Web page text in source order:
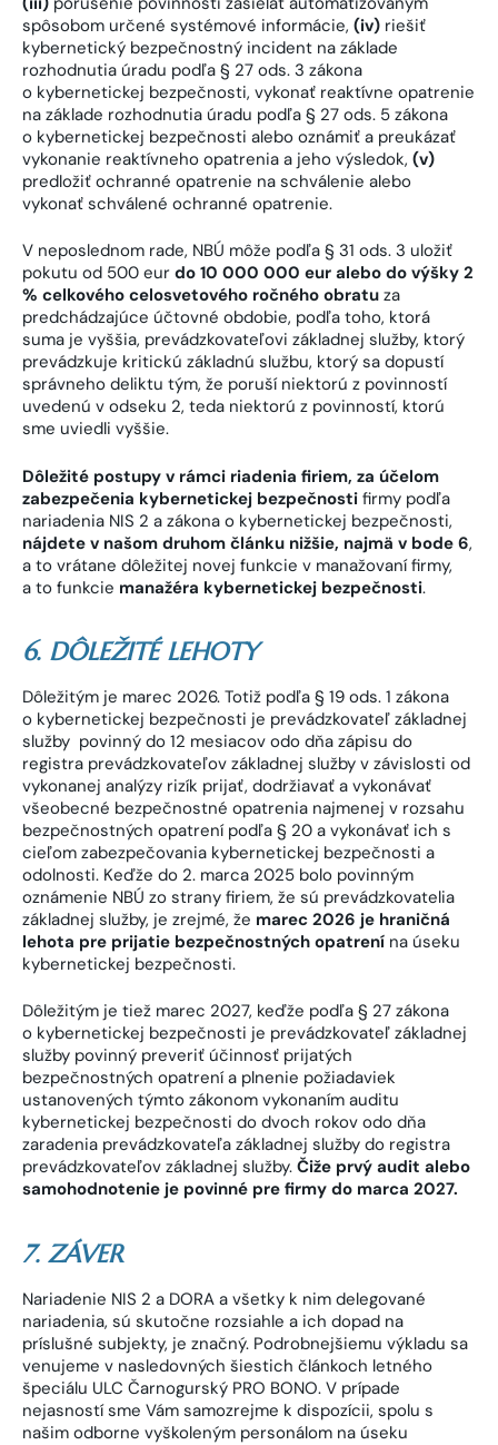
spôsobom určené systémové informácie, (iv) riešiť
kybernetický bezpečnostný incident na základe
rozhodnutia úradu podľa § 27 ods. 3 zákona
o kybernetickej bezpečnosti, vykonať reaktívne opatrenie
na základe rozhodnutia úradu podľa § 27 ods. 5 zákona
o kybernetickej bezpečnosti alebo oznámiť a preukázať
vykonanie reaktívneho opatrenia a jeho výsledok, (v)
predložiť ochranné opatrenie na schválenie alebo
vykonať schválené ochranné opatrenie.
V neposlednom rade, NBÚ môže podľa § 31 ods. 3 uložiť
pokutu od 500 eur do 10 000 000 eur alebo do výšky 2
% celkového celosvetového ročného obratu za
predchádzajúce účtovné obdobie, podľa toho, ktorá
suma je vyššia, prevádzkovateľovi základnej služby, ktorý
prevádzkuje kritickú základnú službu, ktorý sa dopustí
správneho deliktu tým, že poruší niektorú z povinností
uvedenú v odseku 2, teda niektorú z povinností, ktorú
sme uviedli vyššie.
Dôležité postupy v rámci riadenia firiem, za účelom
zabezpečenia kybernetickej bezpečnosti firmy podľa
nariadenia NIS 2 a zákona o kybernetickej bezpečnosti,
nájdete v našom druhom článku nižšie, najmä v bode 6,
a to vrátane dôležitej novej funkcie v manažovaní firmy,
a to funkcie manažéra kybernetickej bezpečnosti.
6. DÔLEŽITÉ LEHOTY
Dôležitým je marec 2026. Totiž podľa § 19 ods. 1 zákona
o kybernetickej bezpečnosti je prevádzkovateľ základnej
služby povinný do 12 mesiacov odo dňa zápisu do
registra prevádzkovateľov základnej služby v závislosti od
vykonanej analýzy rizík prijať, dodržiavať a vykonávať
všeobecné bezpečnostné opatrenia najmenej v rozsahu
bezpečnostných opatrení podľa § 20 a vykonávať ich s
cieľom zabezpečovania kybernetickej bezpečnosti a
odolnosti. Keďže do 2. marca 2025 bolo povinným
oznámenie NBÚ zo strany firiem, že sú prevádzkovatelia
základnej služby, je zrejmé, že marec 2026 je hraničná
lehota pre prijatie bezpečnostných opatrení na úseku
kybernetickej bezpečnosti.
Dôležitým je tiež marec 2027, keďže podľa § 27 zákona
o kybernetickej bezpečnosti je prevádzkovateľ základnej
služby povinný preveriť účinnosť prijatých
bezpečnostných opatrení a plnenie požiadaviek
ustanovených týmto zákonom vykonaním auditu
kybernetickej bezpečnosti do dvoch rokov odo dňa
zaradenia prevádzkovateľa základnej služby do registra
prevádzkovateľov základnej služby. Čiže prvý audit alebo
samohodnotenie je povinné pre firmy do marca 2027.
7. ZÁVER
Nariadenie NIS 2 a DORA a všetky k nim delegované
nariadenia, sú skutočne rozsiahle a ich dopad na
príslušné subjekty, je značný. Podrobnejšiemu výkladu sa
venujeme v nasledovných šiestich článkoch letného
špeciálu ULC Čarnogurský PRO BONO. V prípade
nejasností sme Vám samozrejme k dispozícii, spolu s
našim odborne vyškoleným personálom na úseku